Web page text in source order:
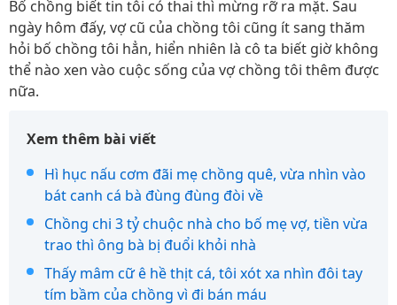
Bố chồng biết tin tôi có thai thì mừng rỡ ra mặt. Sau
ngày hôm đấy, vợ cũ của chồng tôi cũng ít sang thăm
hỏi bố chồng tôi hẳn, hiển nhiên là cô ta biết giờ không
thể nào xen vào cuộc sống của vợ chồng tôi thêm được
nữa.
Xem thêm bài viết
Hì hục nấu cơm đãi mẹ chồng quê, vừa nhìn vào
bát canh cá bà đùng đùng đòi về
Chồng chi 3 tỷ chuộc nhà cho bố mẹ vợ, tiền vừa
trao thì ông bà bị đuổi khỏi nhà
Thấy mâm cữ ê hề thịt cá, tôi xót xa nhìn đôi tay
tím bầm của chồng vì đi bán máu